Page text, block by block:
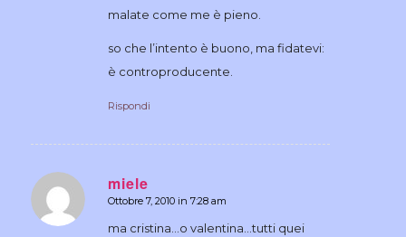
malate come me è pieno.
so che l’intento è buono, ma fidatevi:
è controproducente.
Rispondi
miele
dice:
Ottobre 7, 2010 in 7:28 am
ma cristina…o valentina…tutti quei